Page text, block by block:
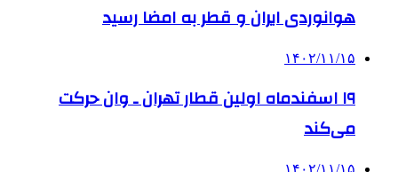
هوانوردی ایران و قطر به امضا رسید
۱۴۰۲/۱۱/۱۵
۱۹ اسفندماه اولین قطار تهران ـ وان حرکت
می‌کند
۱۴۰۲/۱۱/۱۵